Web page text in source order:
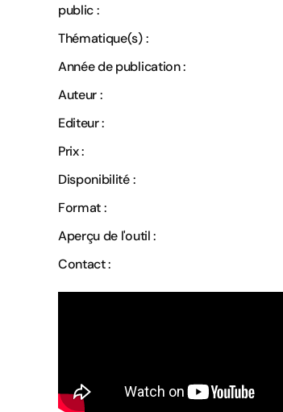
public :
Thématique(s) :
Année de publication :
Auteur :
Editeur :
Prix :
Disponibilité :
Format :
Aperçu de l'outil :
Contact :